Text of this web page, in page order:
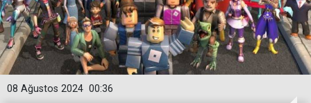
00:36
08 Ağustos 2024